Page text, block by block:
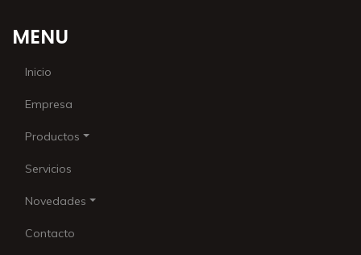
MENU
Inicio
Empresa
Productos
Servicios
Novedades
Contacto